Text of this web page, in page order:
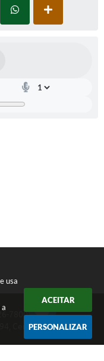
usa
ACEITAR
PERSONALIZAR
7800
Centro | CEP: 13280-